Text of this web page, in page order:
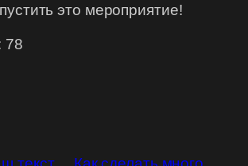
это мероприятие!
78